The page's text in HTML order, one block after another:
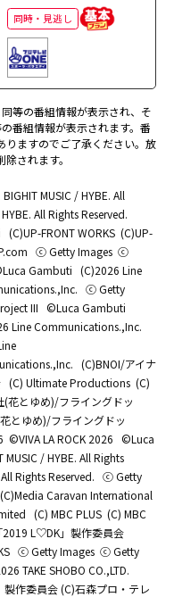
同時・見逃し
等の番組情報が表示され、そ
番組情報が表示されます。番
りますのでご了承ください。放
されます。
MUSIC / HYBE. All
All Rights Reserved.
(C)UP-FRONT WORKS (C)UP-
ⓒ Getty Images ⓒ
Gambuti (C)2026 Line
ⓒ Getty
III ©Luca Gambuti
Line Communications.,Inc.
(C)BNOI/アイナ
(C) Ultimate Productions (C)
(花とゆめ)/フライングドッ
とゆめ)/フライングドッ
©️VIVA LA ROCK 2026 ©Luca
MUSIC / HYBE. All Rights
Rights Reserved. ⓒ Getty
(C)Media Caravan International
(C) MBC PLUS (C) MBC
2019 L♡DK」製作委員会
ⓒ Getty Images ⓒ Getty
TAKE SHOBO CO.,LTD.
作委員会 (C)石森プロ・テレ